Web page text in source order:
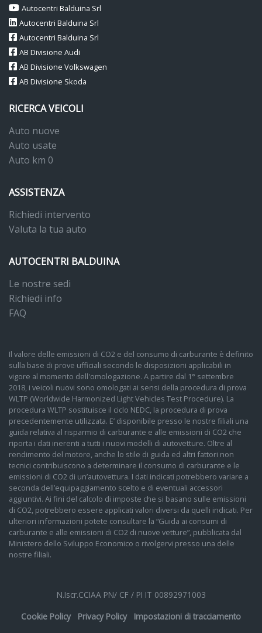
Autocentri Balduina Srl
Autocentri Balduina Srl
Autocentri Balduina Srl
AB Divisione Audi
AB Divisione Volkswagen
AB Divisione Skoda
RICERCA VEICOLI
Auto nuove
Auto usate
Auto km 0
ASSISTENZA
Richiedi intervento
Valuta la tua auto
AUTOCENTRI BALDUINA
Le nostre sedi
Richiedi info
FAQ
Il valore delle emissioni di CO2 e del consumo di carburante è definito
sulla base di prove ufficiali secondo le disposizioni applicabili in
vigore al momento dell'omologazione. A partire dal 1° settembre
2018, i veicoli nuovi sono omologati ai sensi della procedura di prova
WLTP (Worldwide Harmonized Light Vehicles Test Procedure). La
procedura WLTP sostituisce il ciclo NEDC, la procedura di prova
precedentemente utilizzata. E’ disponibile presso le nostre filiali una
guida relativa al risparmio di carburante e alle emissioni di CO2 che
riporta i dati inerenti a tutti i nuovi modelli di autovetture. Oltre al
rendimento del motore, anche lo stile di guida ed altri fattori non
tecnici contribuiscono a determinare il consumo di carburante e le
emissioni di CO2 di un’autovettura. I dati indicati potrebbero variare a
seconda dell’equipaggiamento scelto e di eventuali accessori
aggiuntivi. Ai fini del calcolo di imposte che si basano sulle emissioni
di CO2, potrebbero essere applicati valori diversi da quelli indicati. Per
ulteriori informazioni potete consultare la “Guida ai consumi di
carburante e alle emissioni di CO2 di nuove vetture”, pubblicata dal
Ministero dello Sviluppo Economico o rivolgervi presso una delle
nostre filiali.
N.Iscr.CCIAA PN/ CF / PI IT 00892971003
Cookie Policy
Privacy Policy Impostazioni di tracciamento